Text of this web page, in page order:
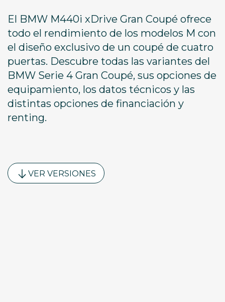
El BMW M440i xDrive Gran Coupé ofrece
todo el rendimiento de los modelos M con
el diseño exclusivo de un coupé de cuatro
puertas. Descubre todas las variantes del
BMW Serie 4 Gran Coupé, sus opciones de
equipamiento, los datos técnicos y las
distintas opciones de financiación y
renting.
VER VERSIONES